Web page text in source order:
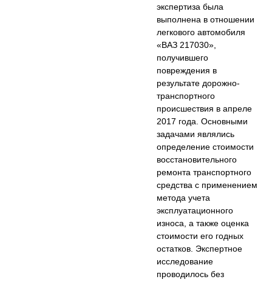
экспертиза была
выполнена в отношении
легкового автомобиля
«ВАЗ 217030»,
получившего
повреждения в
результате дорожно-
транспортного
происшествия в апреле
2017 года. Основными
задачами являлись
определение стоимости
восстановительного
ремонта транспортного
средства с применением
метода учета
эксплуатационного
износа, а также оценка
стоимости его годных
остатков. Экспертное
исследование
проводилось без